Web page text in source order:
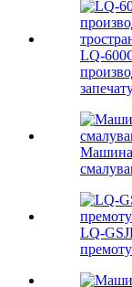
LQ-
Машина
LQ-